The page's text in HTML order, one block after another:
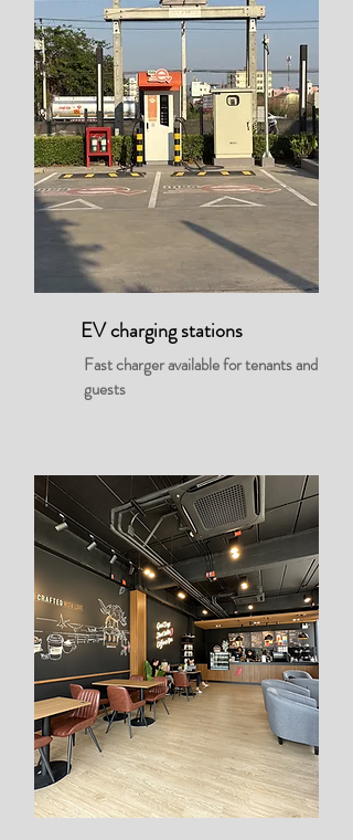
EV charging stations
Fast charger available for tenants and
guests